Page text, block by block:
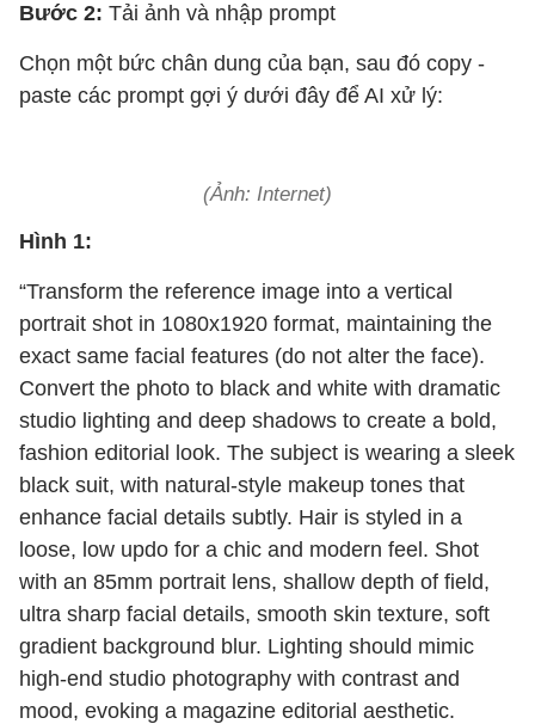
Bước 2: Tải ảnh và nhập prompt
Chọn một bức chân dung của bạn, sau đó copy -
paste các prompt gợi ý dưới đây để AI xử lý:
(Ảnh: Internet)
Hình 1:
“Transform the reference image into a vertical
portrait shot in 1080x1920 format, maintaining the
exact same facial features (do not alter the face).
Convert the photo to black and white with dramatic
studio lighting and deep shadows to create a bold,
fashion editorial look. The subject is wearing a sleek
black suit, with natural-style makeup tones that
enhance facial details subtly. Hair is styled in a
loose, low updo for a chic and modern feel. Shot
with an 85mm portrait lens, shallow depth of field,
ultra sharp facial details, smooth skin texture, soft
gradient background blur. Lighting should mimic
high-end studio photography with contrast and
mood, evoking a magazine editorial aesthetic.